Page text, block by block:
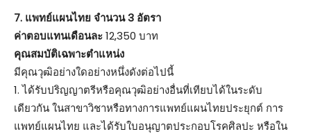
7. แพทย์แผนไทย จำนวน 3 อัตรา
ค่าตอบแทนเดือนละ12,350 บาท
คุณสมบัติเฉพาะตำแหน่ง
มีคุณวุฒิอย่างใดอย่างหนึ่งดังต่อไปนี้
1. ได้รับปริญญาตรีหรือคุณวุฒิอย่างอื่นที่เทียบได้ในระดับ
เดียวกัน ในสาขาวิชาหรือทางการแพทย์แผนไทยประยุกต์ การ
แพทย์แผนไทย และได้รับใบอนุญาตประกอบโรคศิลปะ หรือใน